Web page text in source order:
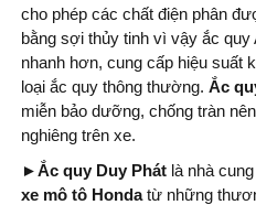
cho phép các chất điện phân
bằng sợi thủy tinh vì vậy ắc
nhanh hơn, cung cấp hiệu suất
loại ắc quy thông thường. Ắc
miễn bảo dưỡng, chống tràn
nghiêng trên xe.
►Ắc quy Duy Phát là nhà
xe mô tô Hondatừ những